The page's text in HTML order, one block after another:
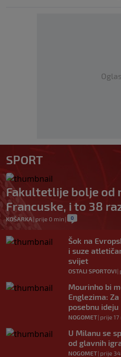
Oglas
SPORT
Fakultetlije bolje od
Francuske, i to 38
KOŠARKA | prije 0 min | 0
Šok na
i suze
svijet
OSTALI SPORTOVI|
Mourinho bi
Englezima:
posebnu ideju
NOGOMET| prije 17
U Milanu se
od glavnih
NOGOMET| prije